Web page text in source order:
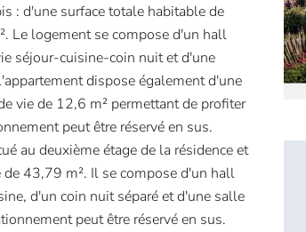
: d'une surface totale habitable de
Le logement se compose d'un hall
séjour-cuisine-coin nuit et d'une
dispose également d'une
vie de 12,6 m² permettant de profiter
peut être réservé en sus.
au deuxième étage de la résidence et
43,79 m². Il se compose d'un hall
d'un coin nuit séparé et d'une salle
peut être réservé en sus.